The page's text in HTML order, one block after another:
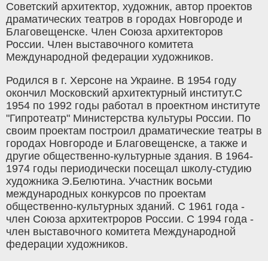
Советский архитектор, художник, автор проектов
драматических театров в городах Новгороде и
Благовещенске. Член Союза архитекторов
России. Член выставочного комитета
Международной федерации художников.
Родился в г. Херсоне на Украине. В 1954 году
окончил Московский архитектурный институт.С
1954 по 1992 годы работал в проектном институте
"Гипротеатр" Министерства культуры России. По
своим проектам построил драматические театры в
городах Новгороде и Благовещенске, а также и
другие общественно-культурные здания. В 1964-
1974 годы периодически посещал школу-студию
художника Э.Белютина. Участник восьми
международных конкурсов по проектам
общественно-культурных зданий. С 1961 года -
член Союза архитектроров России. С 1994 года -
член выставочного комитета Международной
федерации художников.